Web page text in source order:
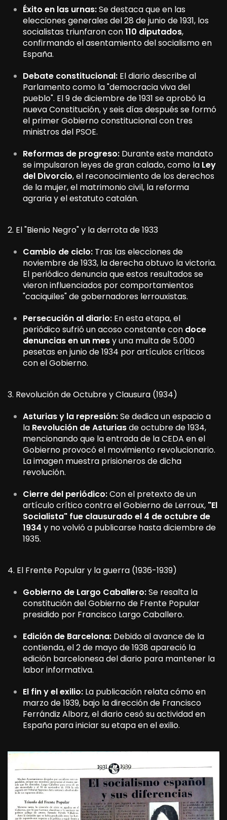
Éxito en las urnas:Se destaca que en las
elecciones generales del 28 de junio de 1931, los
socialistas triunfaron con110 diputados,
confirmando el asentamiento del socialismo en
España.
Debate constitucional: El diario describe al
Parlamento como la "democracia viva del
pueblo". El 9 de diciembre de 1931 se aprobó la
nueva Constitución, y seis días después se formó
el primer Gobierno constitucional con tres
ministros del PSOE.
Reformas de progreso: Durante este mandato
se impulsaron leyes de gran calado, como la Ley
del Divorcio, el reconocimiento de los derechos
de la mujer, el matrimonio civil, la reforma
agraria y el estatuto catalán.
2. El "Bienio Negro" y la derrota de 1933
Cambio de ciclo: Tras las elecciones de
noviembre de 1933, la derecha obtuvo la victoria.
El periódico denuncia que estos resultados se
vieron influenciados por comportamientos
"caciquiles" de gobernadores lerrouxistas.
Persecución al diario: En esta etapa, el
periódico sufrió un acoso constante con doce
denuncias en un mesy una multa de 5.000
pesetas en junio de 1934 por artículos críticos
con el Gobierno.
3. Revolución de Octubre y Clausura (1934)
Asturias y la represión:Se dedica un espacio a
la Revolución de Asturiasde octubre de 1934,
mencionando que la entrada de la CEDA en el
Gobierno provocó el movimiento revolucionario.
La imagen muestra prisioneros de dicha
revolución.
Cierre del periódico:Con el pretexto de un
artículo crítico contra el Gobierno de Lerroux, "El
Socialista" fue clausurado el 4 de octubre de
1934 y no volvió a publicarse hasta diciembre de
1935.
4. El Frente Popular y la guerra (1936-1939)
Gobierno de Largo Caballero:Se resalta la
constitución del Gobierno de Frente Popular
presidido por Francisco Largo Caballero.
Edición de Barcelona: Debido al avance de la
contienda, el 2 de mayo de 1938 apareció la
edición barcelonesa del diario para mantener la
labor informativa.
El fin y el exilio: La publicación relata cómo en
marzo de 1939, bajo la dirección de Francisco
Ferrándiz Alborz, el diario cesó su actividad en
España para iniciar su etapa en el exilio.